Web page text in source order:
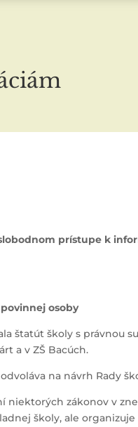
prístupe k
osoby
štatút školy s
a v ZŠ Bacúch.
na návrh Rady
niektorých zákonov v
školy, ale